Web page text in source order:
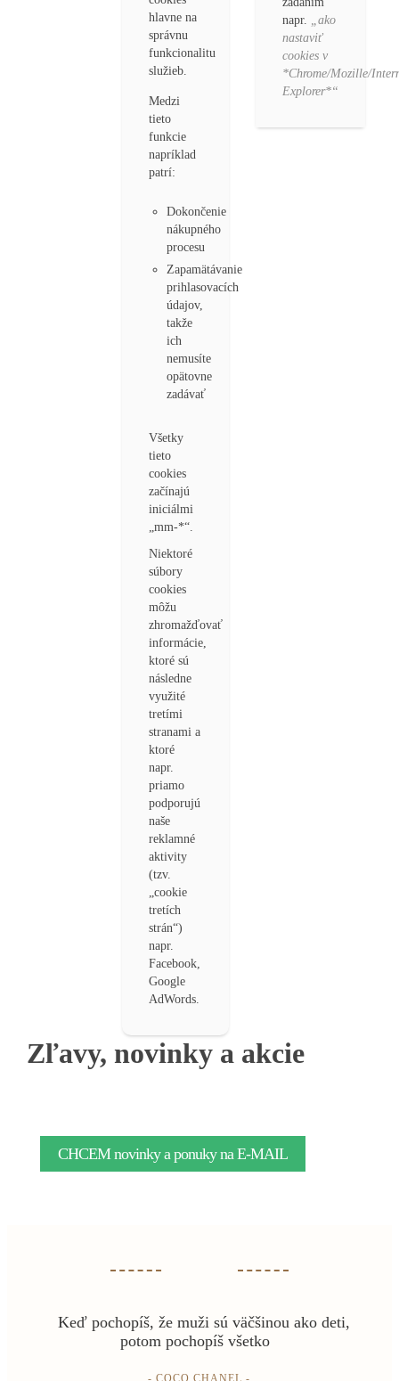
hlavne na
správnu
funkcionalitu
služieb.
Medzi
tieto
funkcie
napríklad
patrí:
Dokončenie
nákupného
procesu
Zapamätávanie
prihlasovacích
údajov,
takže
ich
nemusíte
opätovne
zadávať
Všetky
tieto
cookies
začínajú
iniciálmi
„mm-*“.
Niektoré
súbory
cookies
môžu
zhromažďovať
informácie,
ktoré sú
následne
využité
tretími
stranami a
ktoré
napr.
priamo
podporujú
naše
reklamné
aktivity
(tzv.
„cookie
tretích
strán“)
napr.
Facebook,
Google
AdWords‎.
napr. „ako
nastaviť
cookies v
*Chrome/Mozille/
Explorer*“
Zľavy, novinky a akcie
CHCEM novinky a ponuky na E-MAIL
Keď pochopíš, že muži sú väčšinou ako deti,
potom pochopíš všetko